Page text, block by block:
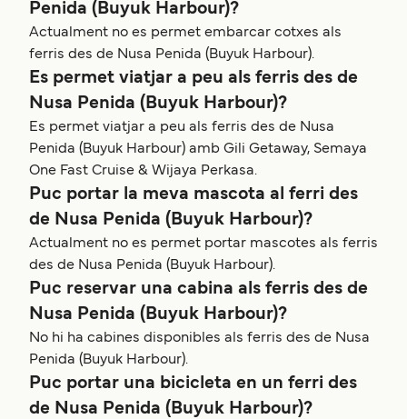
Penida (Buyuk Harbour)?
Actualment no es permet embarcar cotxes als
ferris des de Nusa Penida (Buyuk Harbour).
Es permet viatjar a peu als ferris des de
Nusa Penida (Buyuk Harbour)?
Es permet viatjar a peu als ferris des de Nusa
Penida (Buyuk Harbour) amb Gili Getaway, Semaya
One Fast Cruise & Wijaya Perkasa.
Puc portar la meva mascota al ferri des
de Nusa Penida (Buyuk Harbour)?
Actualment no es permet portar mascotes als ferris
des de Nusa Penida (Buyuk Harbour).
Puc reservar una cabina als ferris des de
Nusa Penida (Buyuk Harbour)?
No hi ha cabines disponibles als ferris des de Nusa
Penida (Buyuk Harbour).
Puc portar una bicicleta en un ferri des
de Nusa Penida (Buyuk Harbour)?